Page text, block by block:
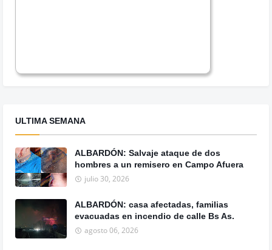
ULTIMA SEMANA
ALBARDÓN: Salvaje ataque de dos
hombres a un remisero en Campo Afuera
julio 30, 2026
ALBARDÓN: casa afectadas, familias
evacuadas en incendio de calle Bs As.
agosto 06, 2026